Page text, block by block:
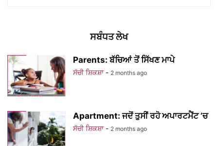
ਸਬੰਧਤ ਲੇਖ
Parents: ਬੱਚਿਆਂ ਤੋਂ ਸਿੱਖਣ ਮਾਪੇ
ਸੱਚੀ ਸ਼ਿਕਸ਼ਾ - 2 months ago
Apartment: ਜਦੋਂ ਤੁਸੀਂ ਰਹੋ ਅਪਾਰਟਮੈਂਟ ’ਚ
ਸੱਚੀ ਸ਼ਿਕਸ਼ਾ - 2 months ago